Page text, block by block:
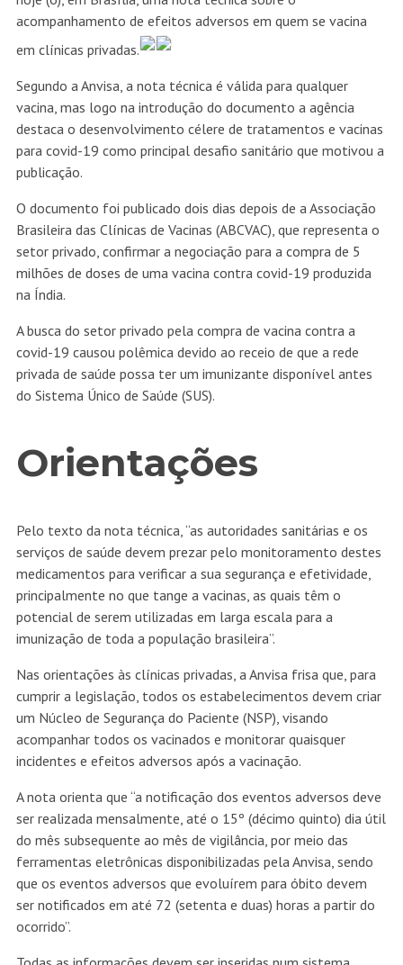
acompanhamento de efeitos adversos em quem se vacina
em clínicas privadas.
Segundo a Anvisa, a nota técnica é válida para qualquer
vacina, mas logo na introdução do documento a agência
destaca o desenvolvimento célere de tratamentos e vacinas
para covid-19 como principal desafio sanitário que motivou a
publicação.
O documento foi publicado dois dias depois de a Associação
Brasileira das Clínicas de Vacinas (ABCVAC), que representa o
setor privado, confirmar a negociação para a compra de 5
milhões de doses de uma vacina contra covid-19 produzida
na Índia.
A busca do setor privado pela compra de vacina contra a
covid-19 causou polêmica devido ao receio de que a rede
privada de saúde possa ter um imunizante disponível antes
do Sistema Único de Saúde (SUS).
Orientações
Pelo texto da nota técnica, “as autoridades sanitárias e os
serviços de saúde devem prezar pelo monitoramento destes
medicamentos para verificar a sua segurança e efetividade,
principalmente no que tange a vacinas, as quais têm o
potencial de serem utilizadas em larga escala para a
imunização de toda a população brasileira”.
Nas orientações às clínicas privadas, a Anvisa frisa que, para
cumprir a legislação, todos os estabelecimentos devem criar
um Núcleo de Segurança do Paciente (NSP), visando
acompanhar todos os vacinados e monitorar quaisquer
incidentes e efeitos adversos após a vacinação.
A nota orienta que “a notificação dos eventos adversos deve
ser realizada mensalmente, até o 15º (décimo quinto) dia útil
do mês subsequente ao mês de vigilância, por meio das
ferramentas eletrônicas disponibilizadas pela Anvisa, sendo
que os eventos adversos que evoluírem para óbito devem
ser notificados em até 72 (setenta e duas) horas a partir do
ocorrido”.